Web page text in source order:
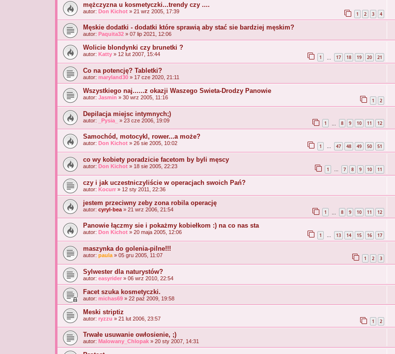
mężczyzna u kosmetyczki...trendy czy ....
autor: Don Kichot » 21 wrz 2005, 17:39 1 2 3 4
Męskie dodatki - dodatki które sprawią aby stać sie bardziej męskim?
autor: Paquita32 » 07 lip 2021, 12:06
Wolicie blondynki czy brunetki ?
autor: Katty » 12 lut 2007, 15:44 1 17 18 19 20 21
Co na potencję? Tabletki?
autor: maryland30 » 17 cze 2020, 21:11
Wszystkiego naj......z okazji Waszego Swieta-Drodzy Panowie
autor: Jasmin » 30 wrz 2005, 11:16 1 2
Depilacja miejsc intymnych;)
autor: _Pysia_ » 23 cze 2006, 19:09 1 8 9 10 11 12
Samochód, motocykl, rower...a może?
autor: Don Kichot » 26 sie 2005, 10:02 1 … 47 48 49 50 51
co wy kobiety poradzicie facetom by byli męscy
autor: Don Kichot » 18 sie 2005, 22:23 1 … 7 8 9 10 11
czy i jak uczestniczyliście w operacjach swoich Pań?
autor: Kocurr » 12 sty 2011, 22:36
jestem przeciwny zeby zona robila operację
autor: cyryl-bea » 21 wrz 2006, 21:54 1 8 9 10 11 12
Panowie łączmy sie i pokażmy kobiełkom :) na co nas sta
autor: Don Kichot » 20 maja 2005, 12:06 1 … 13 14 15 16 17
maszynka do golenia-pilne!!!
autor: paula » 05 gru 2005, 11:07 1 2 3
Sylwester dla naturystów?
autor: easyrider » 06 wrz 2010, 22:54
Facet szuka kosmetyczki.
autor: michas69 » 22 paź 2009, 19:58
Meski striptiz
autor: ryzzu » 21 lut 2006, 23:57 1 2
Trwałe usuwanie owłosienie, ;)
autor: Malowany_Chlopak » 20 sty 2007, 14:31